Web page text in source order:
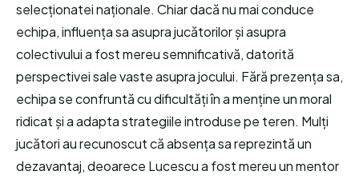
selecționatei naționale. Chiar dacă nu mai conduce
echipa, influența sa asupra jucătorilor și asupra
colectivului a fost mereu semnificativă, datorită
perspectivei sale vaste asupra jocului. Fără prezența sa,
echipa se confruntă cu dificultăți în a menține un moral
ridicat și a adapta strategiile introduse pe teren. Mulți
jucători au recunoscut că absența sa reprezintă un
dezavantaj, deoarece Lucescu a fost mereu un mentor